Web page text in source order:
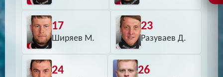
17
Ширяев М.
23
Разуваев Д.
24 26